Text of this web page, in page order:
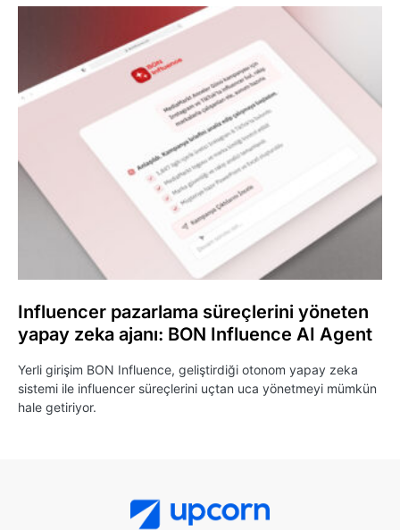
Influencer pazarlama süreçlerini yöneten
yapay zeka ajanı: BON Influence AI Agent
Yerli girişim BON Influence, geliştirdiği otonom yapay zeka
sistemi ile influencer süreçlerini uçtan uca yönetmeyi mümkün
hale getiriyor.